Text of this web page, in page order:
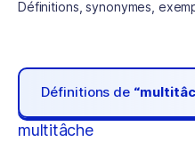
Définitions, synonymes,
Définitions de
multitâche